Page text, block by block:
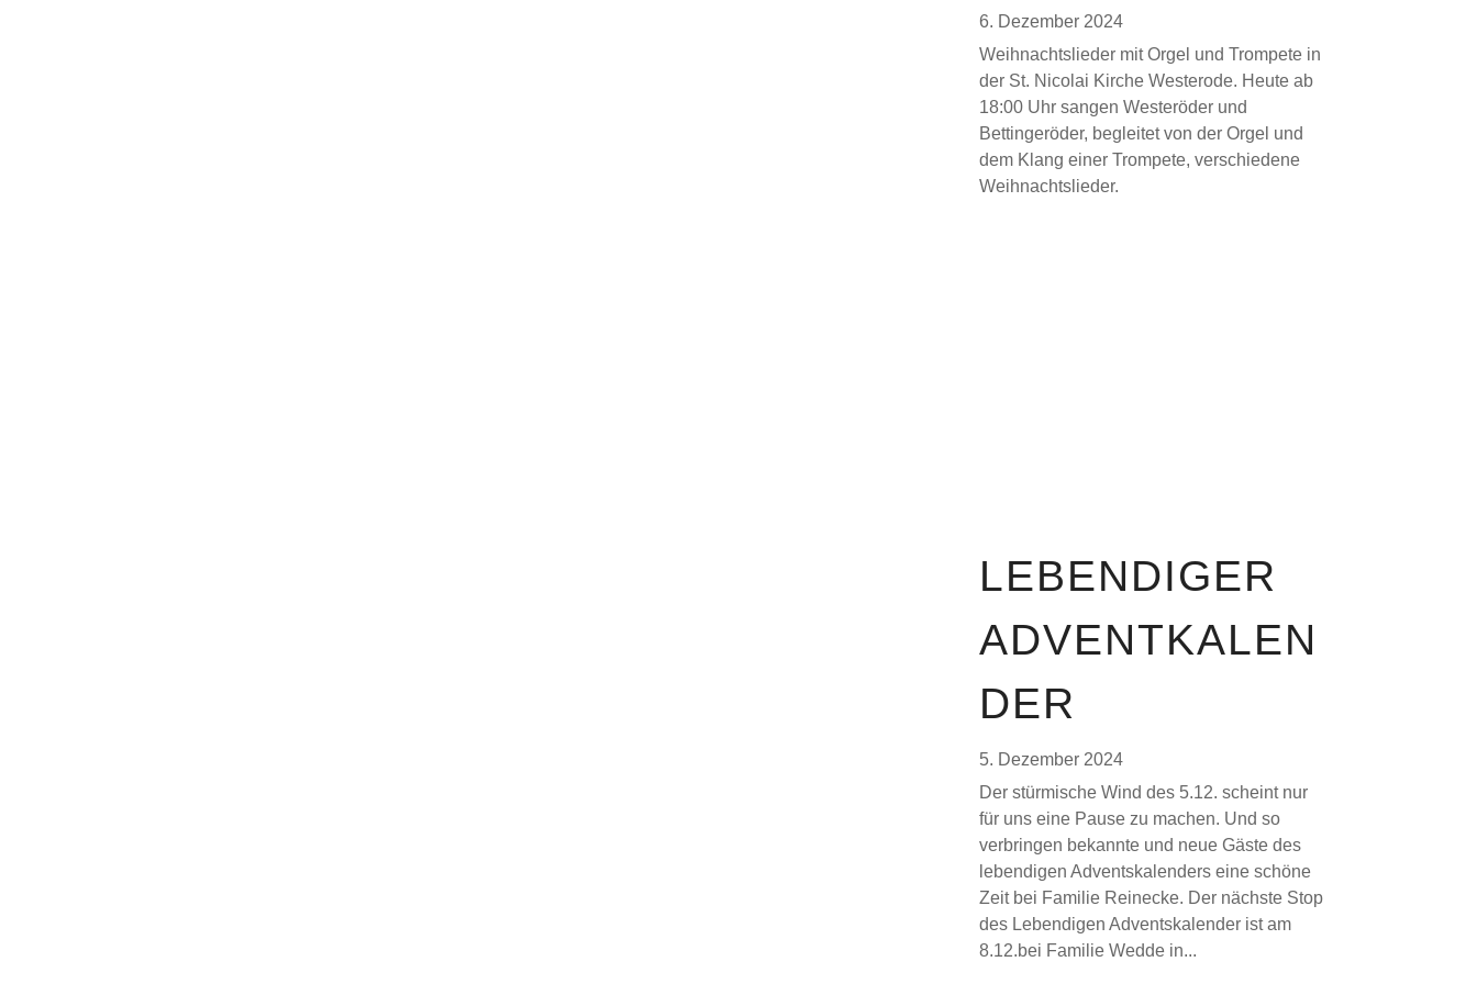
6. Dezember 2024
Weihnachtslieder mit Orgel und Trompete in
der St. Nicolai Kirche Westerode. Heute ab
18:00 Uhr sangen Westeröder und
Bettingeröder, begleitet von der Orgel und
dem Klang einer Trompete, verschiedene
Weihnachtslieder.
LEBENDIGER
ADVENTKALEN
DER
5. Dezember 2024
Der stürmische Wind des 5.12. scheint nur
für uns eine Pause zu machen. Und so
verbringen bekannte und neue Gäste des
lebendigen Adventskalenders eine schöne
Zeit bei Familie Reinecke. Der nächste Stop
des Lebendigen Adventskalender ist am
8.12.bei Familie Wedde in...